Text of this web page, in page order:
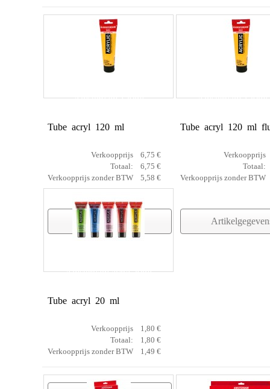
Amsterdam 120ml
Tube acryl 120 ml
Verkoopprijs
6,75 €
Totaal:
6,75 €
Verkoopprijs zonder BTW
5,58 €
Artikelgegevens
Amsterdam
Tube acryl 120 ml
Verkoopprijs
Totaal:
Verkoopprijs zonder BTW
Amsterdam acryl 20ml
Tube acryl 20 ml
Verkoopprijs
1,80 €
Totaal:
1,80 €
Verkoopprijs zonder BTW
1,49 €